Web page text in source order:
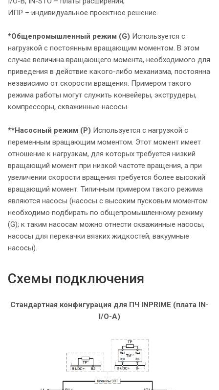
ИПР – индивидуальное проектное решение.
*Общепромышленный режим (G) Используется с
нагрузкой с постоянным вращающим моментом. В этом
случае величина вращающего момента, необходимого для
приведения в действие какого-либо механизма, постоянна
независимо от скорости вращения. Примером такого
режима работы могут служить конвейеры, экструдеры,
компрессоры, скважинные насосы.
**Насосный режим (P) Используется с нагрузкой с
переменным вращающим моментом. Этот момент имеет
отношение к нагрузкам, для которых требуется низкий
вращающий момент при низкой частоте вращения, а при
увеличении скорости вращения требуется более высокий
вращающий момент. Типичным примером такого режима
являются насосы (насосы с высоким пусковым моментом
необходимо подбирать по общепромышленному режиму
(G); к таким насосам можно отнести скважинные насосы,
насосы для перекачки вязких жидкостей, вакуумные
насосы).
Схемы подключения
Стандартная конфигурация для ПЧ INPRIME (плата IN-
I/O-A)